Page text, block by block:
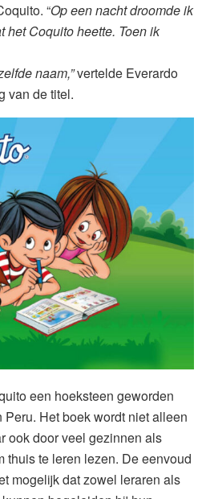
“Op een nacht droomde ik
het Coquito heette. Toen ik
naam,”vertelde Everardo
van de titel.
een hoeksteen geworden
Het boek wordt niet alleen
ook door veel gezinnen als
thuis te leren lezen. De eenvoud
mogelijk dat zowel leraren als